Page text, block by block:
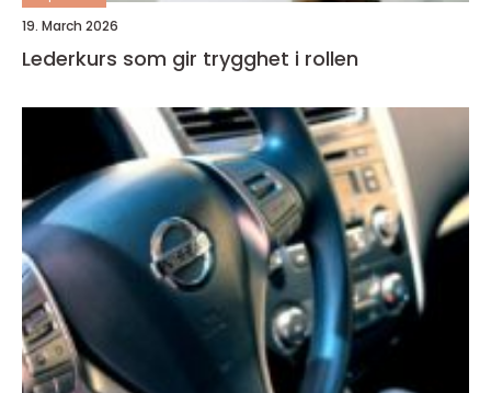
19. March 2026
Lederkurs som gir trygghet i rollen